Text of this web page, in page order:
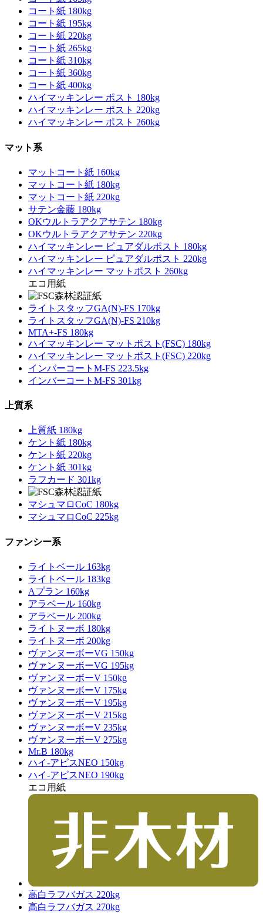
コート紙 180kg
コート紙 195kg
コート紙 220kg
コート紙 265kg
コート紙 310kg
コート紙 360kg
コート紙 400kg
ハイマッキンレー ポスト 180kg
ハイマッキンレー ポスト 220kg
ハイマッキンレー ポスト 260kg
マット系
マットコート紙 160kg
マットコート紙 180kg
マットコート紙 220kg
サテン金藤 180kg
OKウルトラアクアサテン 180kg
OKウルトラアクアサテン 220kg
ハイマッキンレー ピュアダルポスト 180kg
ハイマッキンレー ピュアダルポスト 220kg
ハイマッキンレー マットポスト 260kg
エコ用紙
ライトスタッフGA(N)-FS 170kg
ライトスタッフGA(N)-FS 210kg
MTA+-FS 180kg
ハイマッキンレー マットポスト(FSC) 180kg
ハイマッキンレー マットポスト(FSC) 220kg
インバーコートM-FS 223.5kg
インバーコートM-FS 301kg
上質系
上質紙 180kg
ケント紙 180kg
ケント紙 220kg
ケント紙 301kg
ラフカード 301kg
マシュマロCoC 180kg
マシュマロCoC 225kg
ファンシー系
ライトベール 163kg
ライトベール 183kg
Aプラン 160kg
アラベール 160kg
アラベール 200kg
ライトヌーボ 180kg
ライトヌーボ 200kg
ヴァンヌーボーVG 150kg
ヴァンヌーボーVG 195kg
ヴァンヌーボーV 150kg
ヴァンヌーボーV 175kg
ヴァンヌーボーV 195kg
ヴァンヌーボーV 215kg
ヴァンヌーボーV 235kg
ヴァンヌーボーV 275kg
Mr.B 180kg
ハイ-アピスNEO 150kg
ハイ-アピスNEO 190kg
エコ用紙
高白ラフバガス 220kg
高白ラフバガス 270kg